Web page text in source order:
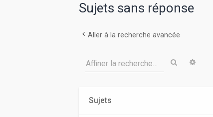
Sujets sans réponse
Aller à la recherche avancée
Affiner la recherche… Rechercher
Sujets